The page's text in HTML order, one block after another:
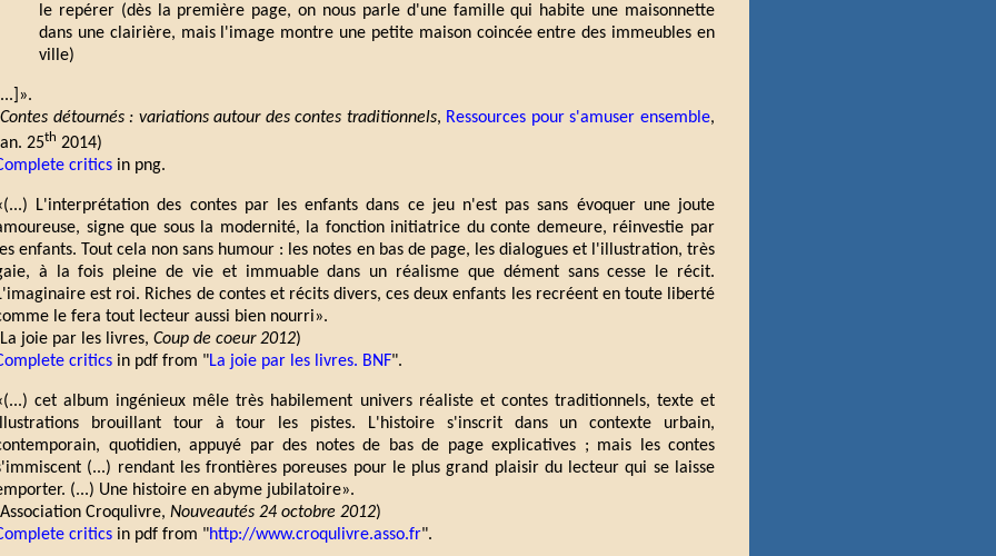
le repérer (dès la première page, on nous parle d'une famille qui habite une maisonnette
dans une clairière, mais l'image montre une petite maison coincée entre des immeubles en
ville)
Contes détournés : variations autour des contes traditionnels, Ressources pour s'amuser ensemble,
25th 2014)
critics in png.
L'interprétation des contes par les enfants dans ce jeu n'est pas sans évoquer une joute
signe que sous la modernité, la fonction initiatrice du conte demeure, réinvestie par
enfants. Tout cela non sans humour : les notes en bas de page, les dialogues et l'illustration, très
à la fois pleine de vie et immuable dans un réalisme que dément sans cesse le récit.
est roi. Riches de contes et récits divers, ces deux enfants les recréent en toute liberté
le fera tout lecteur aussi bien nourri».
joie par les livres, Coup de coeur 2012)
critics in pdf from "La joie par les livres. BNF".
cet album ingénieux mêle très habilement univers réaliste et contes traditionnels, texte et
brouillant tour à tour les pistes. L'histoire s'inscrit dans un contexte urbain,
quotidien, appuyé par des notes de bas de page explicatives ; mais les contes
(...) rendant les frontières poreuses pour le plus grand plaisir du lecteur qui se laisse
(...) Une histoire en abyme jubilatoire».
Croqulivre, Nouveautés 24 octobre 2012)
critics in pdf from "http://www.croqulivre.asso.fr".